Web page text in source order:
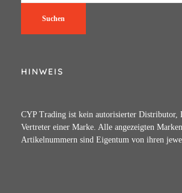
Suchen
HINWEIS
CYP Trading ist kein autorisierter Distributor,
Vertreter einer Marke. Alle angezeigten
Artikelnummern sind Eigentum von ihren